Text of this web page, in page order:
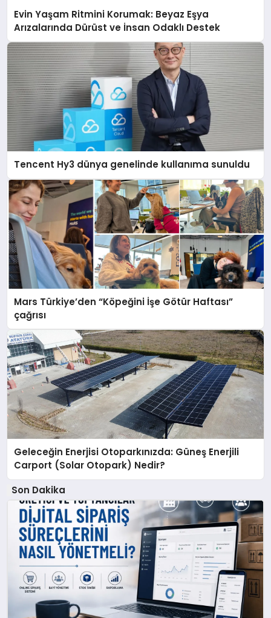
Evin Yaşam Ritmini Korumak: Beyaz Eşya
Arızalarında Dürüst ve İnsan Odaklı Destek
Tencent Hy3 dünya genelinde kullanıma sunuldu
Mars Türkiye’den “Köpeğini İşe Götür Haftası”
çağrısı
Geleceğin Enerjisi Otoparkınızda: Güneş Enerjili
Carport (Solar Otopark) Nedir?
Son Dakika